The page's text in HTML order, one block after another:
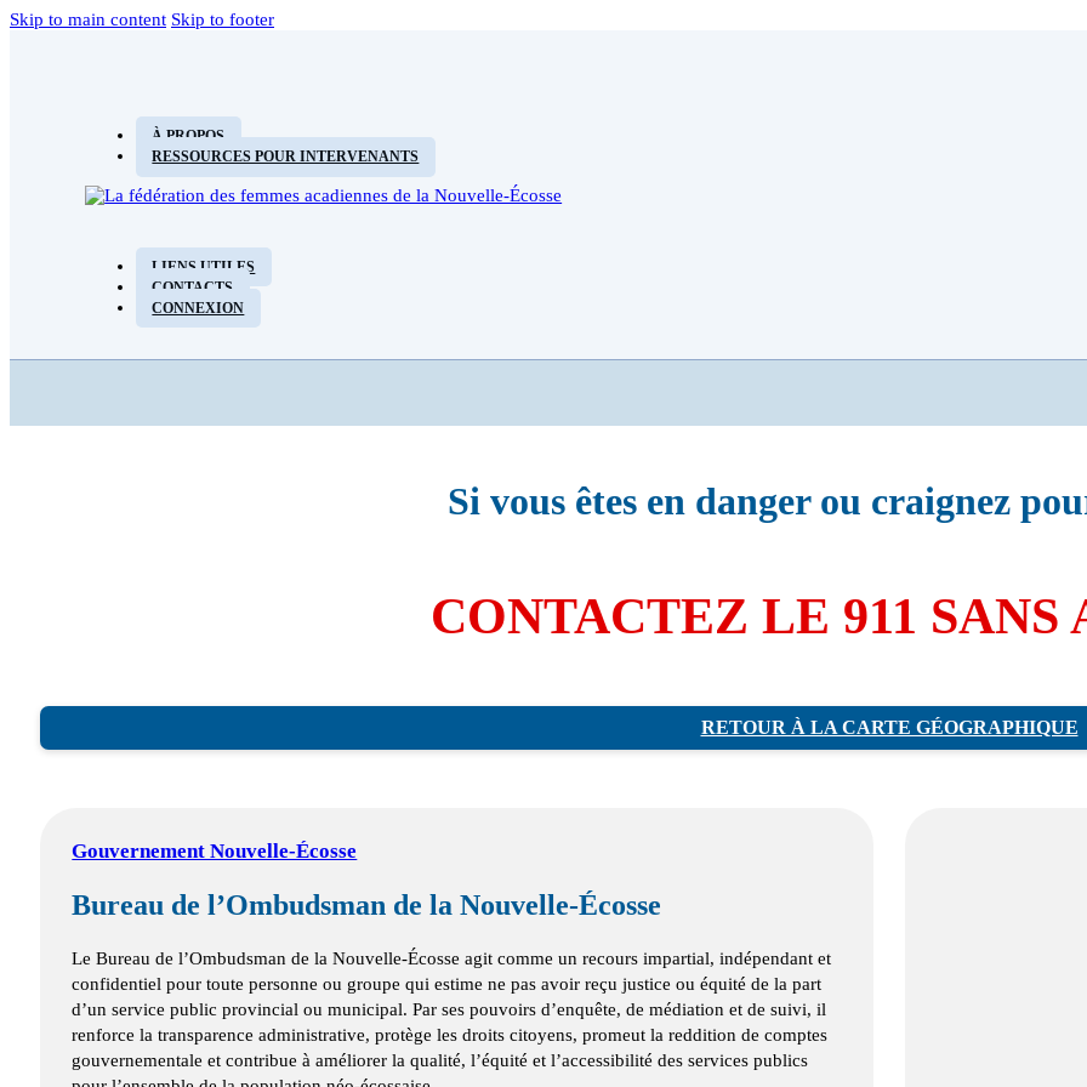
Skip to main content Skip to footer
À PROPOS
RESSOURCES POUR INTERVENANTS
LIENS UTILES
CONTACTS
CONNEXION
Si vous êtes en danger ou craignez
CONTACTEZ LE 911 SANS
RETOUR À LA CARTE GÉOGRAPHIQUE
Gouvernement Nouvelle-Écosse
Bureau de l’Ombudsman de la Nouvelle‑Écosse
Le Bureau de l’Ombudsman de la Nouvelle‑Écosse agit comme un recours impartial, indépendant et
confidentiel pour toute personne ou groupe qui estime ne pas avoir reçu justice ou équité de la part
d’un service public provincial ou municipal. Par ses pouvoirs d’enquête, de médiation et de suivi, il
renforce la transparence administrative, protège les droits citoyens, promeut la reddition de comptes
gouvernementale et contribue à améliorer la qualité, l’équité et l’accessibilité des services publics